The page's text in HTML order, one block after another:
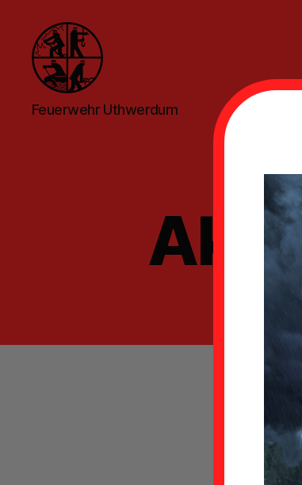
Feuerwehr
Uthwerdum
Feuerwehr Uthwerdum